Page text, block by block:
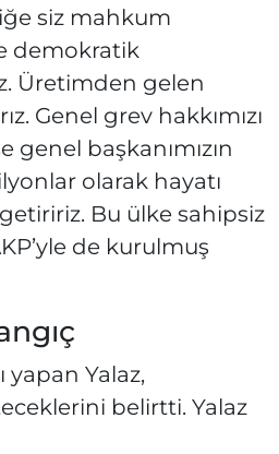
siz mahkum
demokratik
Üretimden gelen
Genel grev hakkımızı
genel başkanımızın
olarak hayatı
Bu ülke sahipsiz
de kurulmuş
yapan Yalaz,
belirtti. Yalaz